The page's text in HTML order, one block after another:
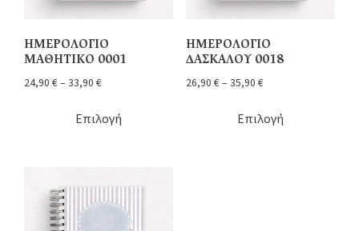
ΗΜΕΡΟΛΟΓΙΟ
ΜΑΘΗΤΙΚΟ 0001
24,90 € – 33,90 €
Επιλογή
ΗΜΕΡΟΛΟΓΙΟ
ΔΑΣΚΑΛΟΥ 0018
26,90 € – 35,90 €
Επιλογή